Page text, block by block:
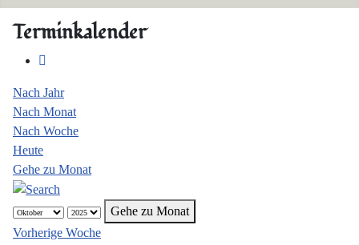
Terminkalender
Nach Jahr
Nach Monat
Nach Woche
Heute
Gehe zu Monat
Gehe zu Monat
Vorherige Woche